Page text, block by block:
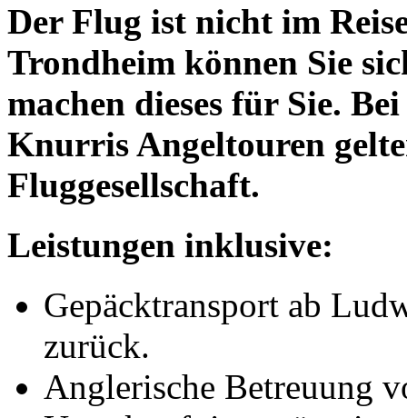
Der Flug ist nicht im
Trondheim können Sie
machen dieses für Sie.
Knurris Angeltouren
Fluggesellschaft.
Leistungen inklusive:
Gepäcktransport ab
zurück.
Anglerische Betreuung